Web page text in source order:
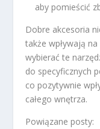
aby pomieścić
Dobre akcesoria
także wpływają
wybierać te
do specyficznych
co pozytywnie
całego wnętrza.
Powiązane posty: